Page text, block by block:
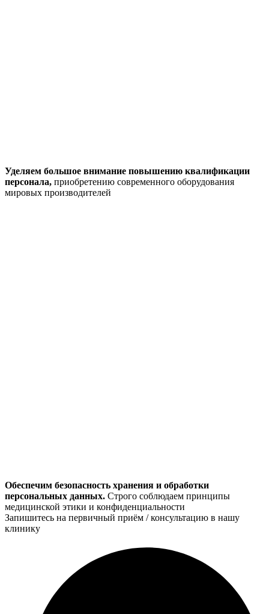
Уделяем большое внимание повышению квалификации
персонала, приобретению современного оборудования
мировых производителей
Обеспечим безопасность хранения и обработки
персональных данных. Строго соблюдаем принципы
медицинской этики и конфиденциальности
Запишитесь на первичный приём / консультацию в нашу
клинику